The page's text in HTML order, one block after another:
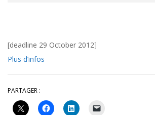
[deadline 29 October 2012]
Plus d’infos
PARTAGER :